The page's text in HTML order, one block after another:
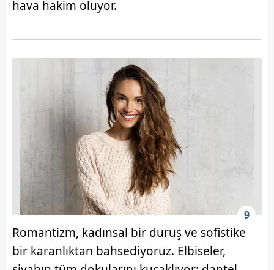
hava hakim oluyor.
9
Romantizm, kadınsal bir duruş ve sofistike
bir karanlıktan bahsediyoruz. Elbiseler,